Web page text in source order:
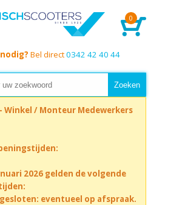
0
Bel direct0342 42 40 44
Winkel / Monteur Medewerkers
2026 gelden de volgende
eventueel op afspraak.